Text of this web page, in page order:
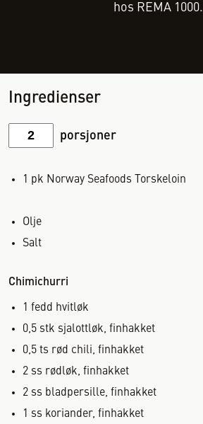
hos REMA 1000.
Ingredienser
porsjoner
1 pk Norway Seafoods Torskeloin
Olje
Salt
Chimichurri
1 fedd hvitløk
0,5 stk sjalottløk, finhakket
0,5 ts rød chili, finhakket
2 ss rødløk, finhakket
2 ss bladpersille, finhakket
1
ss koriander, finhakket